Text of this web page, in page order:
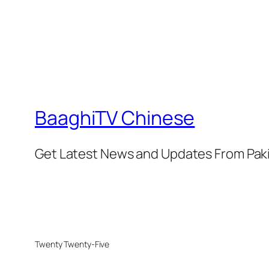
BaaghiTV Chinese
Get Latest News and Updates From
Twenty Twenty-Five